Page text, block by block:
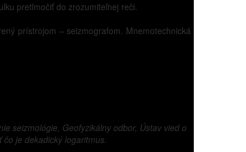
pretlmočiť do zrozumiteľnej reči.
prístrojom – seizmografom. Mnemotechnická
seizmológie, Geofyzikálny odbor, Ústav vied o
je dekadický logaritmus.